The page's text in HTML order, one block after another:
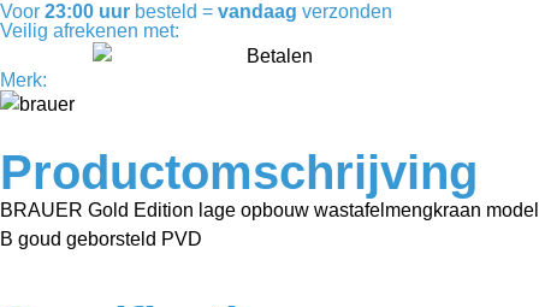
Voor 23:00 uur besteld = vandaag verzonden
Veilig afrekenen met:
Merk:
Productomschrijving
BRAUER Gold Edition lage opbouw wastafelmengkraan model
B goud geborsteld PVD